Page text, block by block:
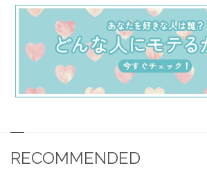
RECOMMENDED